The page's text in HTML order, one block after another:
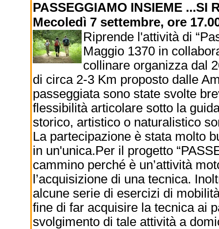
PASSEGGIAMO INSIEME ...SI
Mecoledì 7 settembre, ore
Riprende l'attività di
Maggio 1370 in
collinare organizza dal
di circa 2-3 Km proposto dalle
passeggiata sono state svolte
flessibilità articolare sotto la
storico, artistico o naturalistico
La partecipazione è stata molto
in un'unica.Per il progetto
cammino perché è un’attività
l’acquisizione di una tecnica.
alcune serie di esercizi di
fine di far acquisire la tecnica ai
svolgimento di tale attività a